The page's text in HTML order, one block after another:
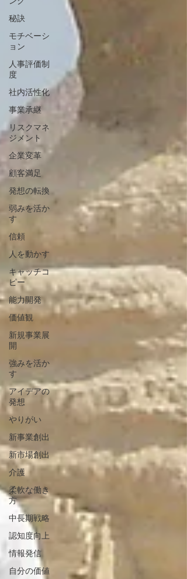
秘訣
モチベーシ
ョン
人事評価制
度
社内活性化
事業承継
リスクマネ
ジメント
企業変革
顧客満足
発想の転換
弱みを活か
す
信頼
人を動かす
キャッチコ
ピー
能力開発
価値観
新規事業展
開
強みを活か
す
アイデアの
発想
やりがい
新事業創出
新市場創出
介護
柔軟な働き
方
中長期戦略
認知度向上
情報発信
自分の価値